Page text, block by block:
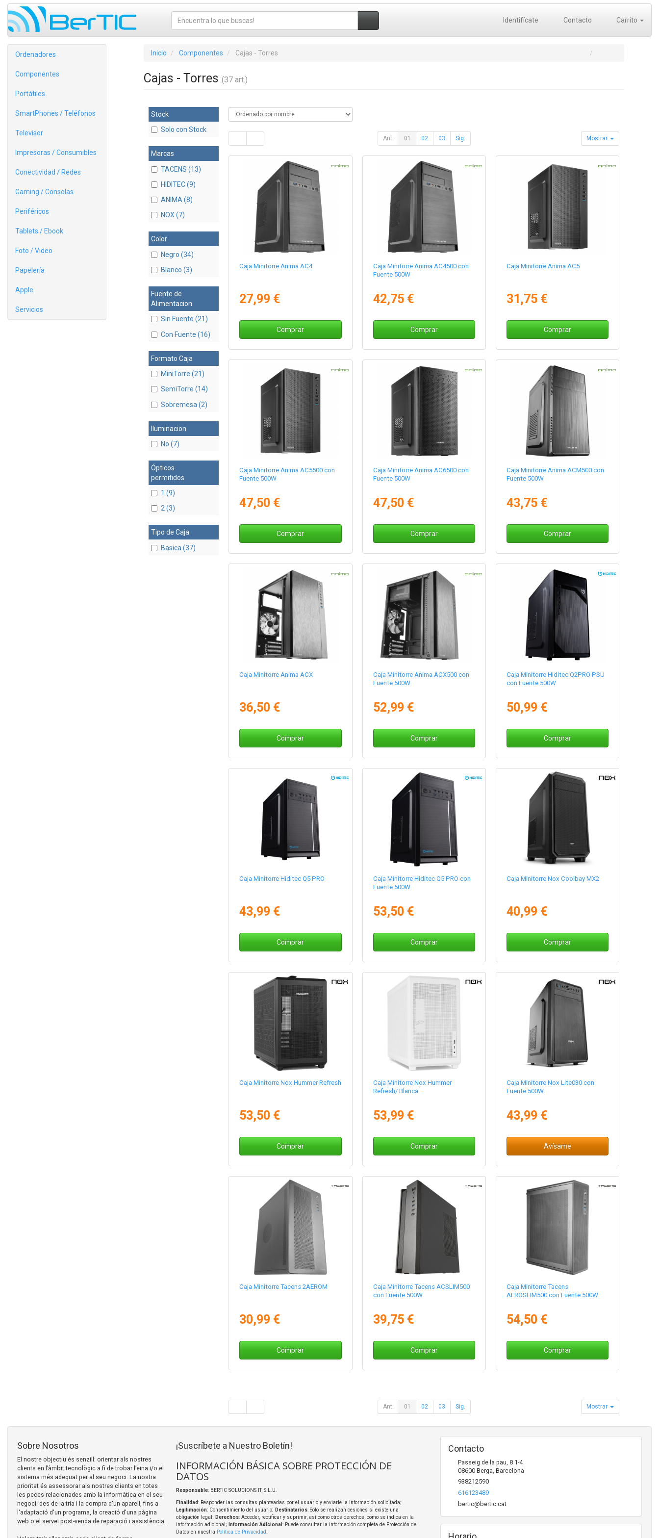
Identifícate Contacto Carrito
Ordenadores
Componentes
Portátiles
SmartPhones / Teléfonos
Televisor
Impresoras / Consumibles
Conectividad / Redes
Gaming / Consolas
Periféricos
Tablets / Ebook
Foto / Video
Papelería
Apple
Servicios
Inicio Componentes Cajas - Torres
Cajas - Torres (37 art.)
Stock
Solo con Stock
Marcas
TACENS (13)
HIDITEC (9)
ANIMA (8)
NOX (7)
Color
Negro (34)
Blanco (3)
Fuente de
Alimentacion
Sin Fuente (21)
Con Fuente (16)
Formato Caja
MiniTorre (21)
SemiTorre (14)
Sobremesa (2)
Iluminacion
No (7)
Ópticos
permitidos
1 (9)
2 (3)
Tipo de Caja
Basica (37)
Ant. 01 02 03 Sig. Mostrar
Caja Minitorre Anima AC4
27,99 €
Comprar
Caja Minitorre Anima AC4500 con
Fuente 500W
42,75 €
Comprar
Caja Minitorre Anima AC5
31,75 €
Comprar
Caja Minitorre Anima AC5500 con
Fuente 500W
47,50 €
Comprar
Caja Minitorre Anima AC6500 con
Fuente 500W
47,50 €
Comprar
Caja Minitorre Anima ACM500 con
Fuente 500W
43,75 €
Comprar
Caja Minitorre Anima ACX
36,50 €
Comprar
Caja Minitorre Anima ACX500 con
Fuente 500W
52,99 €
Comprar
Caja Minitorre Hiditec Q2PRO PSU
con Fuente 500W
50,99 €
Comprar
Caja Minitorre Hiditec Q5 PRO
43,99 €
Comprar
Caja Minitorre Hiditec Q5 PRO con
Fuente 500W
53,50 €
Comprar
Caja Minitorre Nox Coolbay MX2
40,99 €
Comprar
Caja Minitorre Nox Hummer Refresh
53,50 €
Comprar
Caja Minitorre Nox Hummer
Refresh/ Blanca
53,99 €
Comprar
Caja Minitorre Nox Lite030 con
Fuente 500W
43,99 €
Avísame
Caja Minitorre Tacens 2AEROM
30,99 €
Comprar
Caja Minitorre Tacens ACSLIM500
con Fuente 500W
39,75 €
Comprar
Caja Minitorre Tacens
AEROSLIM500 con Fuente 500W
54,50 €
Comprar
Ant. 01 02 03 Sig. Mostrar
Sobre Nosotros
El nostre objectiu és senzill: orientar als nostres
clients en l’àmbit tecnològic a fi de trobar l’eina i/o el
sistema més adequat per al seu negoci. La nostra
prioritat és assessorar als nostres clients en totes
les peces relacionades amb la informàtica en el seu
negoci: des de la tria i la compra d'un aparell, fins a
l'adaptació d'un programa, la creació d'una pàgina
web o el servei post-venda de reparació i assistència.
¡Suscríbete a Nuestro Boletín!
INFORMACIÓN BÁSICA SOBRE PROTECCIÓN DE
DATOS
Responsable: BERTIC SOLUCIONS IT, S.L.U.
Finalidad: Responder las consultas planteadas por el usuario y enviarle la información solicitada;
Legitimación: Consentimiento del usuario; Destinatarios: Solo se realizan cesiones si existe una
obligación legal; Derechos: Acceder, rectificar y suprimir, así como otros derechos, como se indica en la
información adicional;
Información Adicional : Puede consultar la información completa de Protección de
Datos en nuestra Política de Privacidad
Contacto
Passeig de la pau, 8 1-4
08600 Berga, Barcelona
938212590
616123489
bertic@bertic.cat